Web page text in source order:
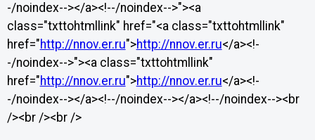
-/noindex--></a><!--/noindex-->"><a
class="txttohtmllink" href="<a class="txttohtmllink"
href="http://nnov.er.ru">http://nnov.er.ru</a><!-
-/noindex-->"><a class="txttohtmllink"
href="http://nnov.er.ru">http://nnov.er.ru</a><!-
-/noindex--></a><!--/noindex--></a><!--/noindex--><br
/><br /><br />